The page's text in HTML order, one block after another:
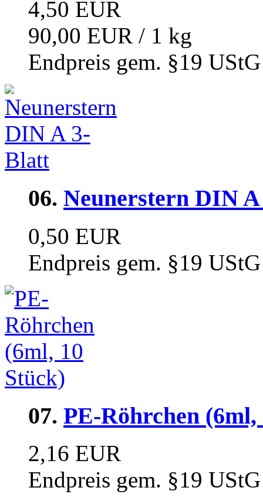
4,50 EUR
90,00 EUR / 1 kg
Endpreis gem. §19
06. Neunerstern DIN
0,50 EUR
Endpreis gem. §19
07. PE-Röhrchen (6ml,
2,16 EUR
Endpreis gem. §19